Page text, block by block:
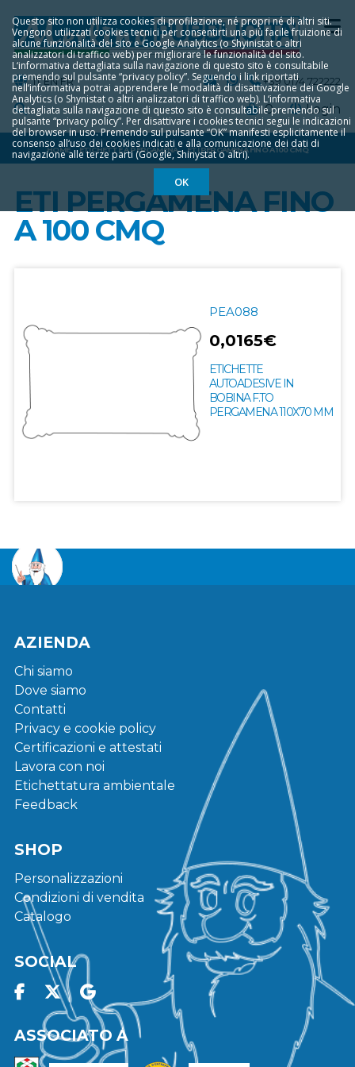
Questo sito non utilizza cookies di profilazione, né propri né di altri siti.
Vengono utilizzati cookies tecnici per consentirti una più facile fruizione di
alcune funzionalità del sito e Google Analytics (o Shyinistat o altri
analizzatori di traffico web) per migliorare le funzionalità del sito.
L‘informativa dettagliata sulla navigazione di questo sito è consultabile
premendo sul pulsante “privacy policy”. Seguendo i link riportati
nell‘informativa potrai apprendere le modalità di disattivazione dei Google
Analytics (o Shynistat o altri analizzatori di traffico web). L‘informativa
dettagliata sulla navigazione di questo sito è consultabile premendo sul
pulsante “privacy policy”. Per disattivare i cookies tecnici segui le indicazioni
del browser in uso. Premendo sul pulsante “OK” manifesti esplicitamente il
consenso all‘uso dei cookies indicati e alla comunicazione dei dati di
navigazione alle terze parti (Google, Shinystat o altri).
OK
IT EN FR +39 0174 722222
Login
0
HOME ETICHETTE A PERGAMENA ETI PERGAMENA FINO A 100 CMQ
ETI PERGAMENA FINO
A 100 CMQ
PEA088
0,0165€
ETICHETTE
AUTOADESIVE IN
BOBINA F.TO
PERGAMENA 110X70 MM
AZIENDA
Chi siamo
Dove siamo
Contatti
Privacy e cookie policy
Certificazioni e attestati
Lavora con noi
Etichettatura ambientale
Feedback
SHOP
Personalizzazioni
Condizioni di vendita
Catalogo
SOCIAL
ASSOCIATO A